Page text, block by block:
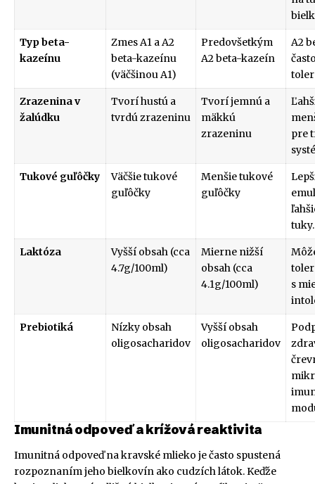
Typ beta-
kazeínu
Zmes A1 a A2
beta-kazeínu
(väčšinou A1)
Predovšetkým
A2 beta-kazeín
A2
Zrazenina v
žalúdku
Tvorí hustú a
tvrdú zrazeninu
Tvorí jemnú a
mäkkú
zrazeninu
pre
Tukové guľôčky
Väčšie tukové
guľôčky
Menšie tukové
guľôčky
tuky.
Laktóza
Vyšší obsah (cca
4.7g/100ml)
Mierne nižší
obsah (cca
4.1g/100ml)
s
Prebiotiká
Nízky obsah
oligosacharidov
Vyšší obsah
oligosacharidov
Imunitná odpoveď a krížová reaktivita
Imunitná odpoveď na kravské mlieko je často spustená
rozpoznaním jeho bielkovín ako cudzích látok. Keďže